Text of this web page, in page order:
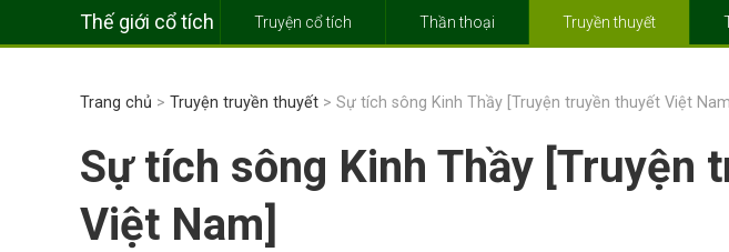
Thế giới cổ tích Truyện cổ tích Thần thoại Truyền thuyết
Trang chủ > Truyện truyền thuyết > Sự tích sông Kinh Thầy [Truyện truyền thuyết Việt Nam]
Sự tích sông Kinh Thầy [Truyện
Việt Nam]